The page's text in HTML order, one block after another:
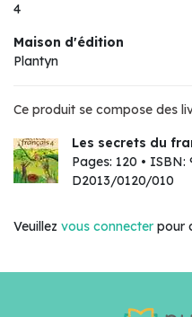
4
Maison d'édition
Plantyn
Ce produit se compose des
Les secrets du
Pages: 120 •
D2013/0120/010
Veuillez vous connecter pour